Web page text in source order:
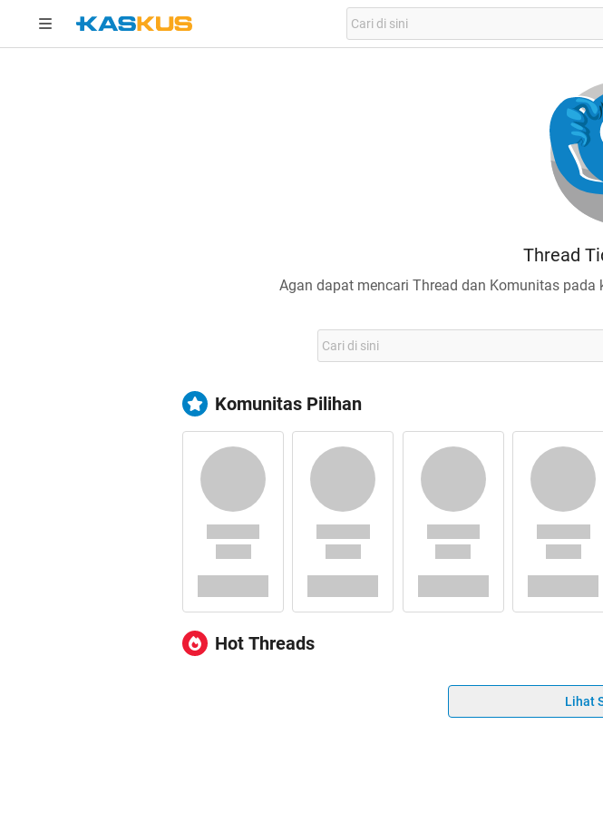
Thread
Agan dapat mencari Thread dan Komunitas
Komunitas Pilihan
Hot Threads
Lihat